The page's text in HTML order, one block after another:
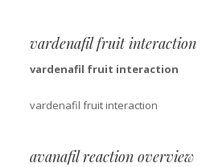
vardenafil fruit interaction
vardenafil fruit interaction
vardenafil fruit interaction
avanafil reaction overview